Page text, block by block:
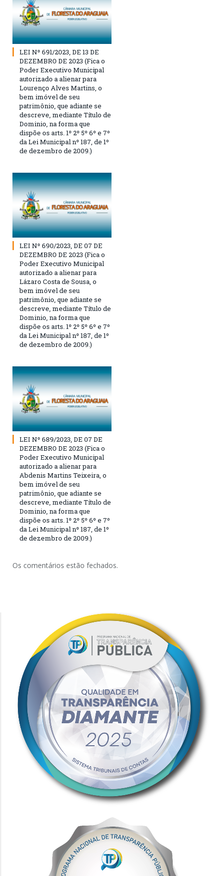
LEI Nº 691/2023, DE 13 DE
DEZEMBRO DE 2023 (Fica o
Poder Executivo Municipal
autorizado a alienar para
Lourenço Alves Martins, o
bem imóvel de seu
patrimônio, que adiante se
descreve, mediante Título de
Dominio, na forma que
dispõe os arts. 1º 2º 5º 6º e 7º
da Lei Municipal nº 187, de 1º
de dezembro de 2009.)
LEI Nº 690/2023, DE 07 DE
DEZEMBRO DE 2023 (Fica o
Poder Executivo Municipal
autorizado a alienar para
Lázaro Costa de Sousa, o
bem imóvel de seu
patrimônio, que adiante se
descreve, mediante Título de
Dominio, na forma que
dispõe os arts. 1º 2º 5º 6º e 7º
da Lei Municipal nº 187, de 1º
de dezembro de 2009.)
LEI Nº 689/2023, DE 07 DE
DEZEMBRO DE 2023 (Fica o
Poder Executivo Municipal
autorizado a alienar para
Abdenis Martins Teixeira, o
bem imóvel de seu
patrimônio, que adiante se
descreve, mediante Título de
Dominio, na forma que
dispõe os arts. 1º 2º 5º 6º e 7º
da Lei Municipal nº 187, de 1º
de dezembro de 2009.)
Os comentários estão fechados.